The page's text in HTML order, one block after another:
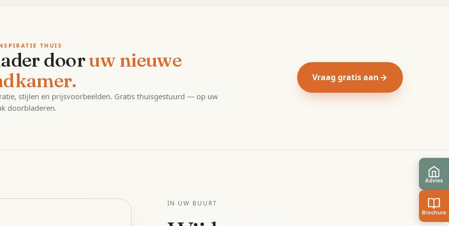
THUIS
dooruw nieuwe
stijlen en prijsvoorbeelden. Gratis thuisgestuurd — op uw
doorbladeren.
Vraag gratis aan
IN UW BUURT